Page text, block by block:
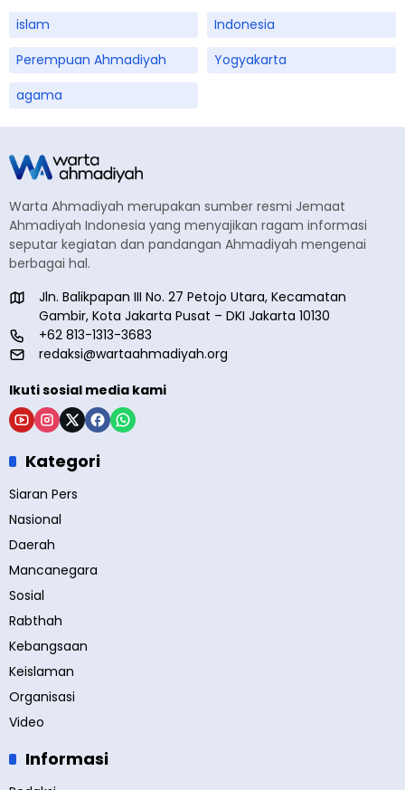
islam
Indonesia
Perempuan Ahmadiyah
Yogyakarta
agama
Warta Ahmadiyah merupakan sumber resmi Jemaat
Ahmadiyah Indonesia yang menyajikan ragam informasi
seputar kegiatan dan pandangan Ahmadiyah mengenai
berbagai hal.
Jln. Balikpapan III No. 27 Petojo Utara, Kecamatan
Gambir, Kota Jakarta Pusat – DKI Jakarta 10130
+62 813-1313-3683
redaksi@wartaahmadiyah.org
Ikuti sosial media kami
Kategori
Siaran Pers
Nasional
Daerah
Mancanegara
Sosial
Rabthah
Kebangsaan
Keislaman
Organisasi
Video
Informasi